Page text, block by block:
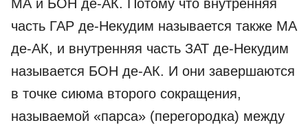
МА и БОН де-­АК. Потому что внутренняя
часть ГАР де-­Некудим называется также МА
де-­АК, и внутренняя часть ЗАТ де-­Некудим
называется БОН де-­АК. И они завершаются
в точке сиюма второго сокращения,
называемой «парса» (перегородка) между